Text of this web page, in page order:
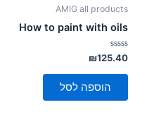
AMIG all products
How to paint with oils
דורג
0
מתוך
₪125.40
הוספה לסל